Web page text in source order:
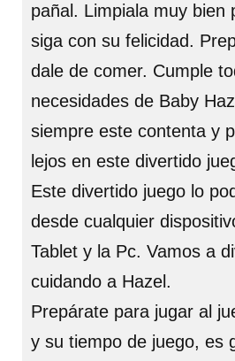
pañal. Limpiala muy bien
siga con su felicidad.
dale de comer. Cumple
necesidades de Baby
siempre este contenta y
lejos en este divertido
Este divertido juego lo
desde cualquier
Tablet y la Pc. Vamos a
cuidando a Hazel.
Prepárate para jugar al
y su tiempo de juego, es